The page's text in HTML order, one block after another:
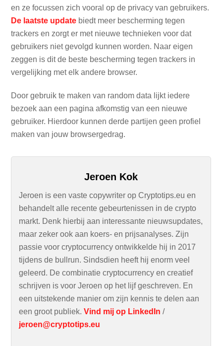
Jeroen Kok
Jeroen is een vaste copywriter op Cryptotips.eu en
behandelt alle recente gebeurtenissen in de crypto
markt. Denk hierbij aan interessante nieuwsupdates,
maar zeker ook aan koers- en prijsanalyses. Zijn
passie voor cryptocurrency ontwikkelde hij in 2017
tijdens de bullrun. Sindsdien heeft hij enorm veel
geleerd. De combinatie cryptocurrency en creatief
schrijven is voor Jeroen op het lijf geschreven. En
een uitstekende manier om zijn kennis te delen aan
een groot publiek.Vind mij op LinkedIn /
jeroen@cryptotips.eu
en ze focussen zich vooral op de privacy van gebruikers.
De laatste update biedt meer bescherming tegen
trackers en zorgt er met nieuwe technieken voor dat
gebruikers niet gevolgd kunnen worden. Naar eigen
zeggen is dit de beste bescherming tegen trackers in
vergelijking met elk andere browser.
Door gebruik te maken van random data lijkt iedere
bezoek aan een pagina afkomstig van een nieuwe
gebruiker. Hierdoor kunnen derde partijen geen profiel
maken van jouw browsergedrag.